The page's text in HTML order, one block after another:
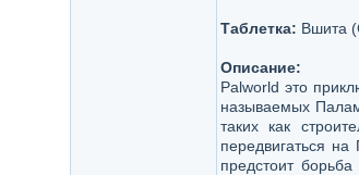
Таблетка: Вшита
Описание:
Palworld это
называемых
таких как
передвигаться
предстоит